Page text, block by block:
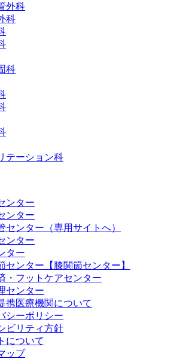
外科
科
科
テーション科
ンター
ンター
センター（専用サイトへ）
ンター
ター
センター【膝関節センター】
・フットケアセンター
センター
携医療機関について
シーポリシー
ビリティ方針
について
ップ